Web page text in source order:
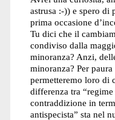
astrusa :-)) e spero di
prima occasione
Tu dici che il
condiviso dalla
minoranza? Anzi,
minoranza? Per
permetteremo loro di
differenza tra
contraddizione in
antispecista” sta nel